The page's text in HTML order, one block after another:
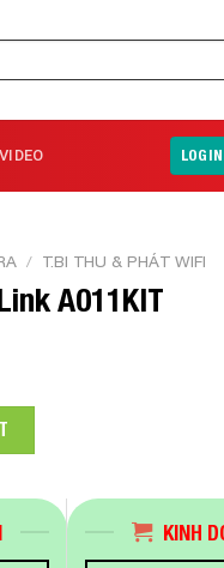
VIDEO
/ T.BI THU & PHÁT WIFI
A011KIT
quantity
KINH